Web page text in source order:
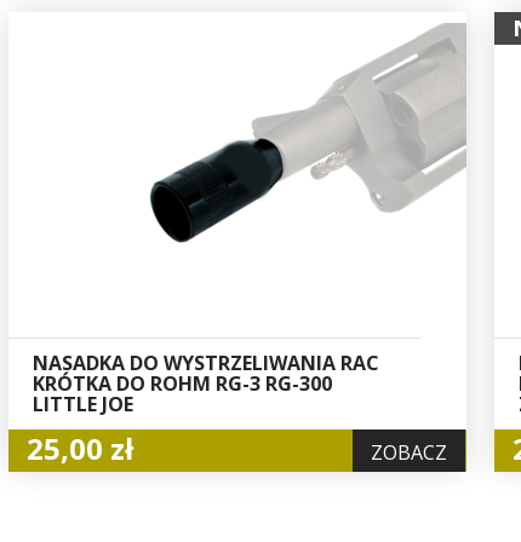
NASADKA DO WYSTRZELIWANIA RAC
KRÓTKA DO ROHM RG-3 RG-300
LITTLE JOE
25,00 zł ZOBACZ